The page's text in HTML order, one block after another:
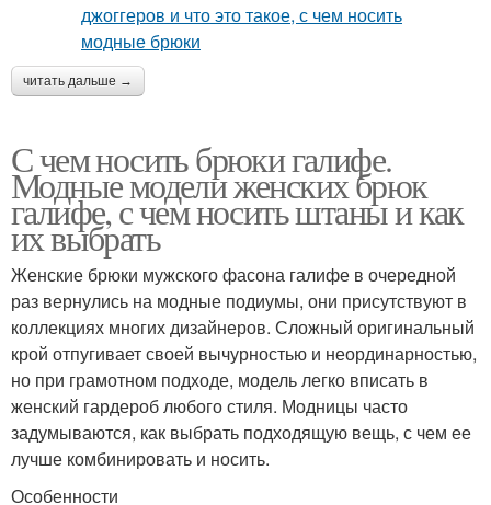
читать дальше →
С чем носить брюки галифе.
Модные модели женских брюк
галифе, с чем носить штаны и как
их выбрать
Женские брюки мужского фасона галифе в очередной
раз вернулись на модные подиумы, они присутствуют в
коллекциях многих дизайнеров. Сложный оригинальный
крой отпугивает своей вычурностью и неординарностью,
но при грамотном подходе, модель легко вписать в
женский гардероб любого стиля. Модницы часто
задумываются, как выбрать подходящую вещь, с чем ее
лучше комбинировать и носить.
Особенности